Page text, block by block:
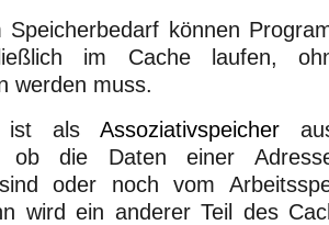
Speicherbedarf können
im Cache laufen,
werden muss.
ist als Assoziativspeicher
ob die Daten einer
oder noch vom
wird ein anderer Teil des